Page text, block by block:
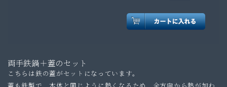
両手鉄鍋＋蓋のセット
こちらは鉄の蓋がセットになっています。
蓋も鉄製で、本体と同じように熱くなるため、全方向から熱が加わ